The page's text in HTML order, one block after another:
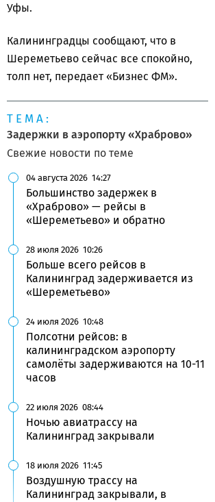
Уфы.
Калининградцы сообщают, что в
Шереметьево сейчас все спокойно,
толп нет, передает «Бизнес ФМ».
ТЕМА:
Задержки в аэропорту «Храброво»
Свежие новости по теме
Большинство задержек в
«Храброво» — рейсы в
«Шереметьево» и обратно
04 августа 2026 14:27
Больше всего рейсов в
Калининград задерживается из
«Шереметьево»
28 июля 2026 10:26
Полсотни рейсов: в
калининградском аэропорту
самолёты задерживаются на 10-11
часов
24 июля 2026 10:48
Ночью авиатрассу на
Калининград закрывали
22 июля 2026 08:44
Воздушную трассу на
Калининград закрывали, в
18 июля 2026 11:45